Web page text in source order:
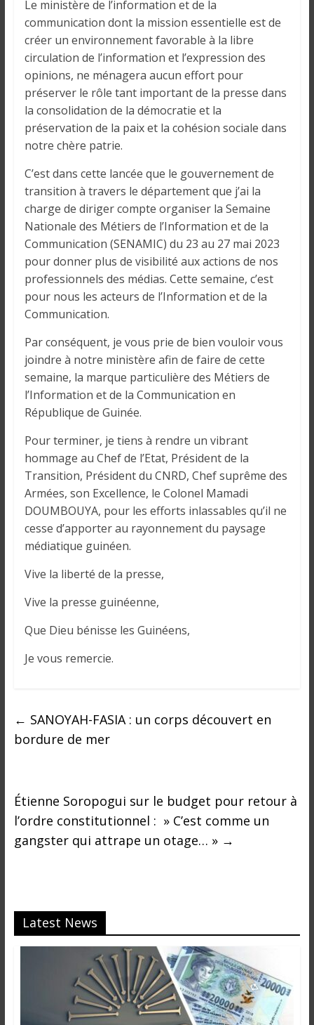
Le ministère de l’information et de la
communication dont la mission essentielle est de
créer un environnement favorable à la libre
circulation de l’information et l’expression des
opinions, ne ménagera aucun effort pour
préserver le rôle tant important de la presse dans
la consolidation de la démocratie et la
préservation de la paix et la cohésion sociale dans
notre chère patrie.
C’est dans cette lancée que le gouvernement de
transition à travers le département que j’ai la
charge de diriger compte organiser la Semaine
Nationale des Métiers de l’Information et de la
Communication (SENAMIC) du 23 au 27 mai 2023
pour donner plus de visibilité aux actions de nos
professionnels des médias. Cette semaine, c’est
pour nous les acteurs de l’Information et de la
Communication.
Par conséquent, je vous prie de bien vouloir vous
joindre à notre ministère afin de faire de cette
semaine, la marque particulière des Métiers de
l’Information et de la Communication en
République de Guinée.
Pour terminer, je tiens à rendre un vibrant
hommage au Chef de l’Etat, Président de la
Transition, Président du CNRD, Chef suprême des
Armées, son Excellence, le Colonel Mamadi
DOUMBOUYA, pour les efforts inlassables qu’il ne
cesse d’apporter au rayonnement du paysage
médiatique guinéen.
Vive la liberté de la presse,
Vive la presse guinéenne,
Que Dieu bénisse les Guinéens,
Je vous remercie.
← SANOYAH-FASIA : un corps découvert en
bordure de mer
Étienne Soropogui sur le budget pour retour à
l’ordre constitutionnel : » C’est comme un
gangster qui attrape un otage… » →
Latest News